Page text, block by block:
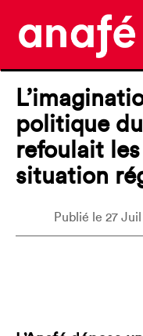
politique
refoulait
situation
Publié le 27